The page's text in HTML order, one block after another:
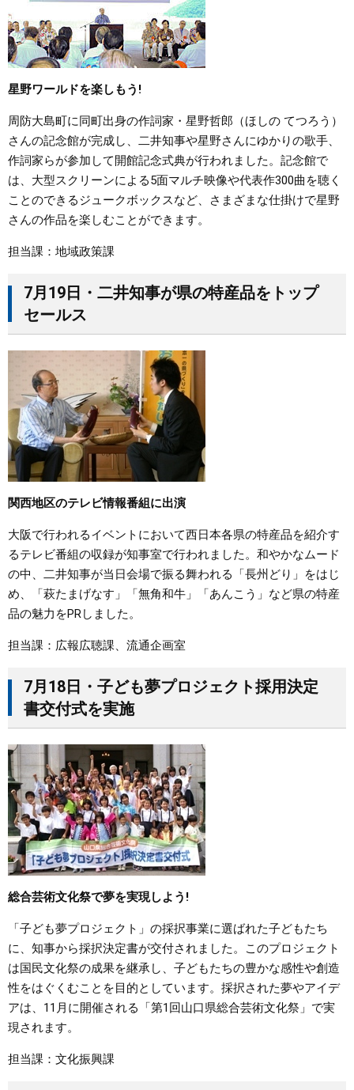
星野ワールドを楽しもう!
周防大島町に同町出身の作詞家・星野哲郎（ほしの てつろう）
さんの記念館が完成し、二井知事や星野さんにゆかりの歌手、
作詞家らが参加して開館記念式典が行われました。記念館で
は、大型スクリーンによる5面マルチ映像や代表作300曲を聴く
ことのできるジュークボックスなど、さまざまな仕掛けで星野
さんの作品を楽しむことができます。
担当課：地域政策課
7月19日・二井知事が県の特産品をトップ
セールス
関西地区のテレビ情報番組に出演
大阪で行われるイベントにおいて西日本各県の特産品を紹介す
るテレビ番組の収録が知事室で行われました。和やかなムード
の中、二井知事が当日会場で振る舞われる「長州どり」をはじ
め、「萩たまげなす」「無角和牛」「あんこう」など県の特産
品の魅力をPRしました。
担当課：広報広聴課、流通企画室
7月18日・子ども夢プロジェクト採用決定
書交付式を実施
総合芸術文化祭で夢を実現しよう!
「子ども夢プロジェクト」の採択事業に選ばれた子どもたち
に、知事から採択決定書が交付されました。このプロジェクト
は国民文化祭の成果を継承し、子どもたちの豊かな感性や創造
性をはぐくむことを目的としています。採択された夢やアイデ
アは、11月に開催される「第1回山口県総合芸術文化祭」で実
現されます。
担当課：文化振興課